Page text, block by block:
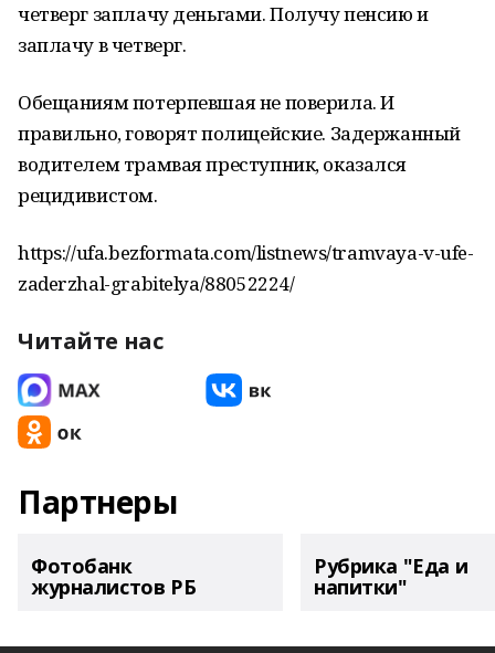
четверг заплачу деньгами. Получу пенсию и
заплачу в четверг.
Обещаниям потерпевшая не поверила. И
правильно, говорят полицейские. Задержанный
водителем трамвая преступник, оказался
рецидивистом.
https://ufa.bezformata.com/listnews/tramvaya-v-ufe-
zaderzhal-grabitelya/88052224/
Читайте нас
Партнеры
Фотобанк
журналистов РБ
Рубрика "Еда и
напитки"